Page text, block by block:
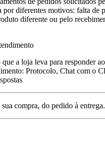
por diferentes motivos: falta de
diferente ou pelo
a loja leva para responder
Protocolo, Chat com o
sua compra, do pedido à entrega.